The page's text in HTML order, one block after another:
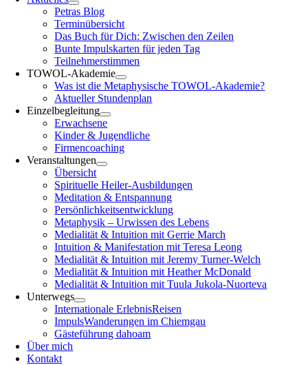
Petras Blog
Terminübersicht
Das Buch für Dich: Zwischen den Zeilen
Bunte Impulskarten für jeden Tag
Teilnehmerstimmen
TOWOL-Akademie
Was ist die Metaphysische TOWOL-Akademie?
Aktueller Stundenplan
Einzelbegleitung
Erwachsene
Kinder & Jugendliche
Firmencoaching
Veranstaltungen
Übersicht
Spirituelle Heiler-Ausbildungen
Meditation & Entspannung
Persönlichkeitsentwicklung
Metaphysik – Urwissen des Lebens
Medialität & Intuition mit Gerrie March
Intuition & Manifestation mit Teresa Leong
Medialität & Intuition mit Jeremy Turner-Welch
Medialität & Intuition mit Heather McDonald
Medialität & Intuition mit Tuula Jukola-Nuorteva
Unterwegs
Internationale ErlebnisReisen
ImpulsWanderungen im Chiemgau
Gästeführung dahoam
Über mich
Kontakt